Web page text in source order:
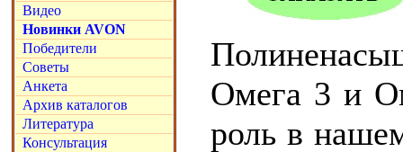
Видео
Новинки AVON
Победители
Советы
Анкета
Архив каталогов
Литература
Консультация
Омега 3 и
роль в